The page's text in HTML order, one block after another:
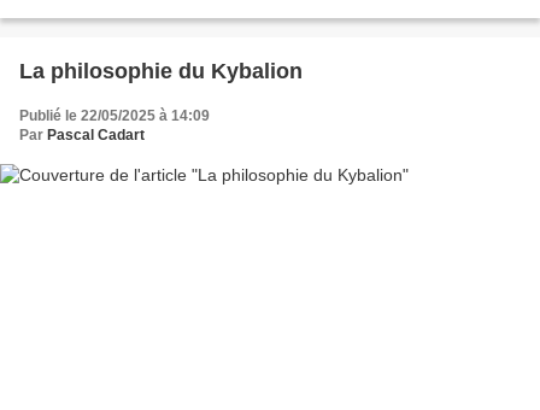
La philosophie du Kybalion
Publié le 22/05/2025 à 14:09
Par Pascal Cadart